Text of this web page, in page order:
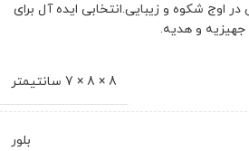
اوج شکوه و زیبایی.انتخابی ایده‌ آل برای
جهیزیه و هدیه.
8 × 8 × 7 سانتیمتر
بلور